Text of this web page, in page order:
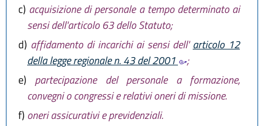
c) acquisizione di personale a tempo determinato ai
sensi dell'articolo 63 dello Statuto;
d) affidamento di incarichi ai sensi dell'articolo 12
della legge regionale n. 43 del 2001
;
e) partecipazione del personale a formazione,
convegni o congressi e relativi oneri di missione.
f) oneri assicurativi e previdenziali.